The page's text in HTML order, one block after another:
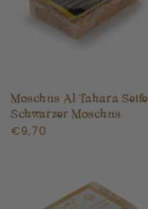
Moschus Al Tahara Seife
Schwarzer Moschus
Normaler
€9,70